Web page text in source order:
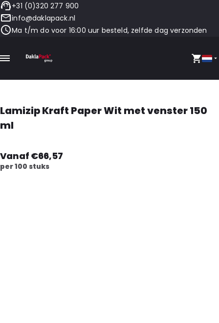
+31 (0)320 277 900
info@daklapack.nl
Ma t/m do voor 16:00 uur besteld, zelfde dag verzonden
Lamizip Kraft Paper Wit met venster 150
ml
Vanaf €66,57
per 100 stuks